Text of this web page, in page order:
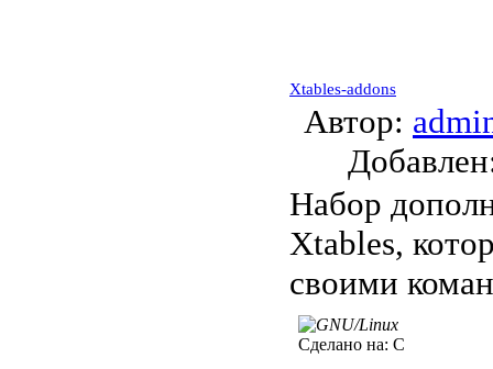
Xtables-addons
Автор:
Набор
Xtables,
своими
Сделано на: C